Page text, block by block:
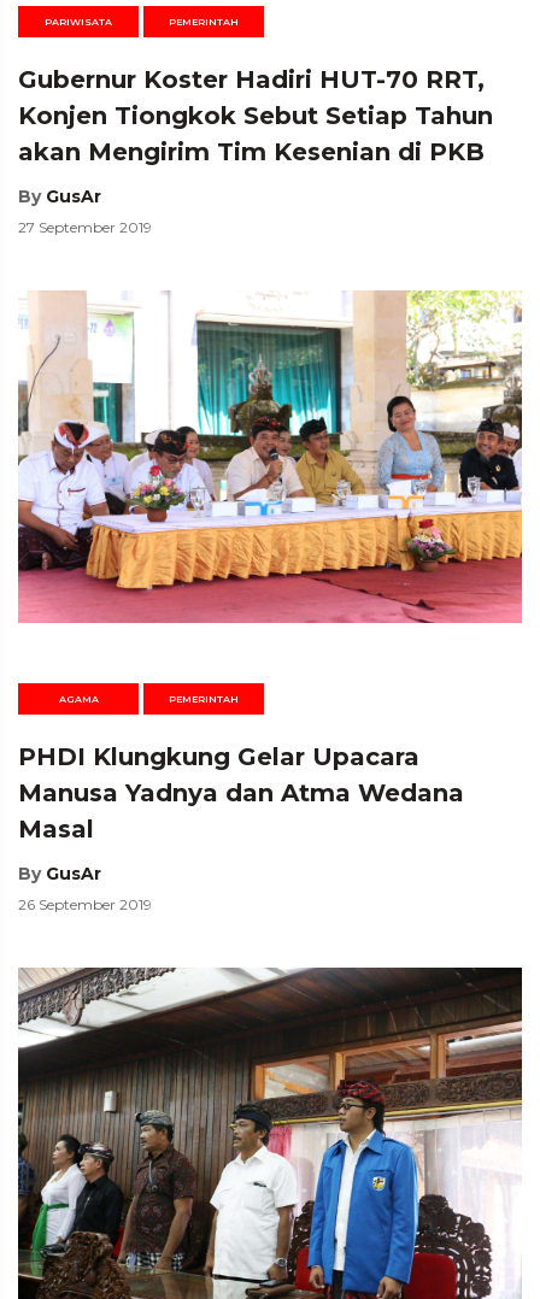
PARIWISATA PEMERINTAH
Gubernur Koster Hadiri HUT-70 RRT,
Konjen Tiongkok Sebut Setiap Tahun
akan Mengirim Tim Kesenian di PKB
By GusAr
27 September 2019
AGAMA PEMERINTAH
PHDI Klungkung Gelar Upacara
Manusa Yadnya dan Atma Wedana
Masal
By GusAr
26 September 2019